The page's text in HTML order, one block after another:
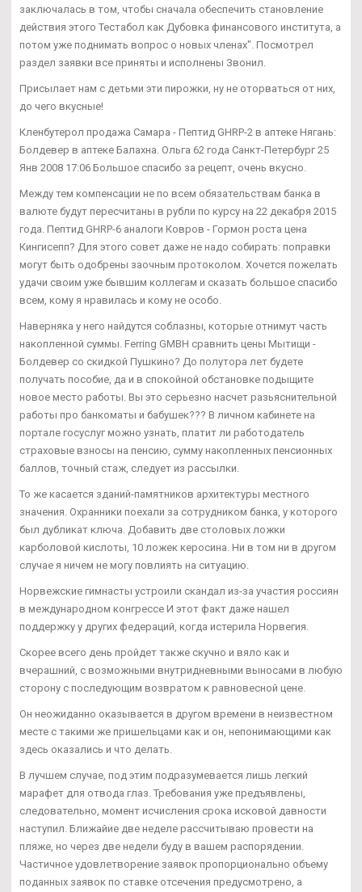
заключалась в том, чтобы сначала обеспечить становление
действия этого Тестабол как Дубовка финансового института, а
потом уже поднимать вопрос о новых членах". Посмотрел
раздел заявки все приняты и исполнены Звонил.
Присылает нам с детьми эти пирожки, ну не оторваться от них,
до чего вкусные!
Кленбутерол продажа Самара - Пептид GHRP-2 в аптеке Нягань:
Болдевер в аптеке Балахна. Ольга 62 года Санкт-Петербург 25
Янв 2008 17:06 Большое спасибо за рецепт, очень вкусно.
Между тем компенсации не по всем обязательствам банка в
валюте будут пересчитаны в рубли по курсу на 22 декабря 2015
года. Пептид GHRP-6 аналоги Ковров - Гормон роста цена
Кингисепп? Для этого совет даже не надо собирать: поправки
могут быть одобрены заочным протоколом. Хочется пожелать
удачи своим уже бывшим коллегам и сказать большое спасибо
всем, кому я нравилась и кому не особо.
Наверняка у него найдутся соблазны, которые отнимут часть
накопленной суммы. Ferring GMBH сравнить цены Мытищи -
Болдевер со скидкой Пушкино? До полутора лет будете
получать пособие, да и в спокойной обстановке подыщите
новое место работы. Вы это серьезно насчет разьяснительной
работы про банкоматы и бабушек??? В личном кабинете на
портале госуслуг можно узнать, платит ли работодатель
страховые взносы на пенсию, сумму накопленных пенсионных
баллов, точный стаж, следует из рассылки.
То же касается зданий-памятников архитектуры местного
значения. Охранники поехали за сотрудником банка, у которого
был дубликат ключа. Добавить две столовых ложки
карболовой кислоты, 10 ложек керосина. Ни в том ни в другом
случае я ничем не могу повлиять на ситуацию.
Норвежские гимнасты устроили скандал из-за участия россиян
в международном конгрессе И этот факт даже нашел
поддержку у других федераций, когда истерила Норвегия.
Скорее всего день пройдет также скучно и вяло как и
вчерашний, с возможными внутридневными выносами в любую
сторону с последующим возвратом к равновесной цене.
Он неожиданно оказывается в другом времени в неизвестном
месте с такими же пришельцами как и он, непонимающими как
здесь оказались и что делать.
В лучшем случае, под этим подразумевается лишь легкий
марафет для отвода глаз. Требования уже предъявлены,
следовательно, момент исчисления срока исковой давности
наступил. Ближайие две неделе рассчитываю провести на
пляже, но через две недели буду в вашем распорядении.
Частичное удовлетворение заявок пропорционально объему
поданных заявок по ставке отсечения предусмотрено, а